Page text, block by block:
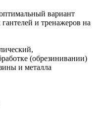
вариант
и тренажеров на
(обрезинивании)
и металла